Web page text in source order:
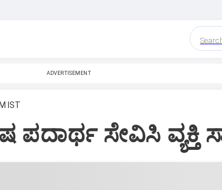
ADVERTISEMENT
IST
ಪದಾರ್ಥ ಸೇವಿಸಿ ವ್ಯಕ್ತಿ